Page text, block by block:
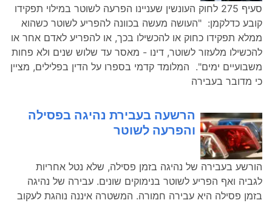
סעיף 275 לחוק העונשין שעניינו הפרעה לשוטר במילוי תפקידו
קובע כדלקמן: "העושה מעשה בכוונה להפריע לשוטר כשהוא
ממלא תפקידו כחוק או להכשילו בכך, או להפריע לאדם אחר או
להכשילו מלעזור לשוטר, דינו - מאסר עד שלוש שנים ולא פחות
משבועיים ימים". המלומד קדמי בספרו על הדין בפלילים, מציין
כי מדובר בעבירה
הרשעה בעבירת נהיגה בפסילה
והפרעה לשוטר
הורשע בעבירה של נהיגה בזמן פסילה, שלא נטל אחריות
לגביה ואף הפריע לשוטר בנימוקים שונים. עבירה של נהיגה
בזמן פסילה היא עבירה חמורה. המשטרה איננה נוהגת לעקוב